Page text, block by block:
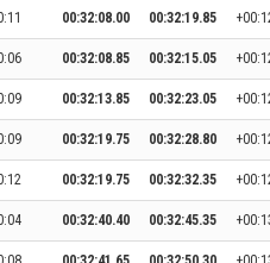
00:32:08.00 00:32:19.85
00:32:08.85 00:32:15.05
00:32:13.85 00:32:23.05
00:32:19.75 00:32:28.80
00:32:19.75 00:32:32.35
00:32:40.40 00:32:45.35